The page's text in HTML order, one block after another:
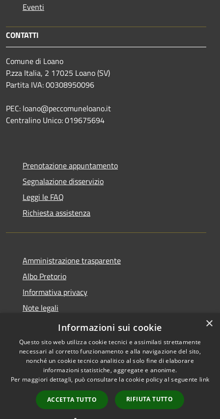
Eventi
CONTATTI
Comune di Loano
P.zza Italia, 2 17025 Loano (SV)
Partita IVA: 00308950096
PEC: loano@peccomuneloano.it
Centralino Unico: 019675694
Prenotazione appuntamento
Segnalazione disservizio
Leggi le FAQ
Richiesta assistenza
Amministrazione trasparente
Albo Pretorio
Informativa privacy
Note legali
Dichiarazione di accessibilità
Accessibilità
Copyright © 2026 • Comune di
Loano • Powered by
Municipium•
Accesso
redazione
×
Informazioni sui cookie
Questo sito web utilizza cookie tecnici e assimilati strettamente
necessari al corretto funzionamento e alla navigazione del sito,
nonché un cookie tecnico analitico al solo fine di elaborare
informazioni statistiche, aggregate e anonime.
Per maggiori dettagli, può consultare la cookie policy al seguente link
ACCETTA TUTTO RIFIUTA TUTTO